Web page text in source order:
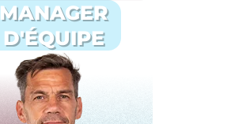
MANAGER
D'ÉQUIPE